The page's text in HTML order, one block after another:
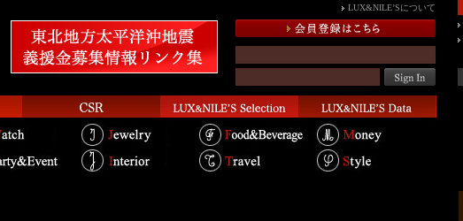
LUX&NILE’Sについて